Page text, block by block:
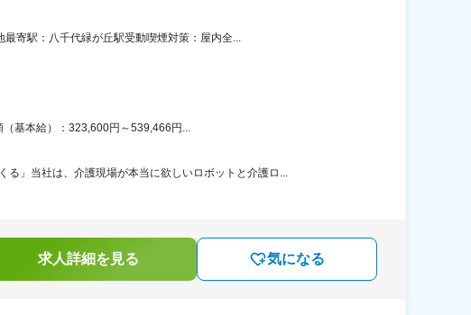
寄駅：八千代緑が丘駅受動喫煙対策：屋内全...
基本給）：323,600円～539,466円...
る」当社は、介護現場が本当に欲しいロボットと介護ロ...
求人詳細を見る 気になる